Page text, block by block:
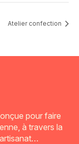
Atelier confection
pour faire
à travers la